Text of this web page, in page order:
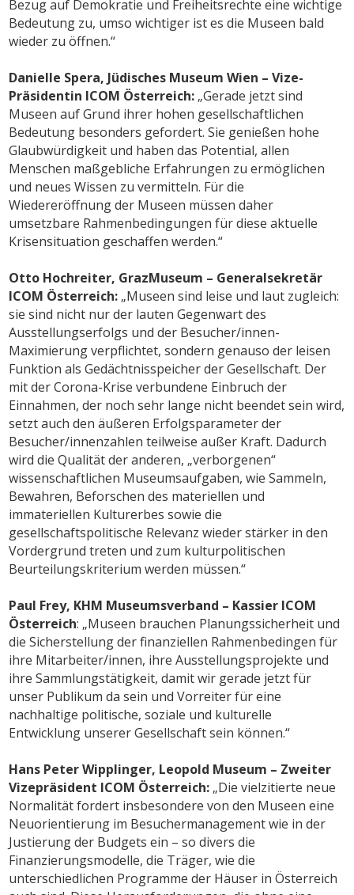
Bezug auf Demokratie und Freiheitsrechte eine wichtige
Bedeutung zu, umso wichtiger ist es die Museen bald
wieder zu öffnen.“
Danielle Spera, Jüdisches Museum Wien – Vize-
Präsidentin ICOM Österreich: „Gerade jetzt sind
Museen auf Grund ihrer hohen gesellschaftlichen
Bedeutung besonders gefordert. Sie genießen hohe
Glaubwürdigkeit und haben das Potential, allen
Menschen maßgebliche Erfahrungen zu ermöglichen
und neues Wissen zu vermitteln. Für die
Wiedereröffnung der Museen müssen daher
umsetzbare Rahmenbedingungen für diese aktuelle
Krisensituation geschaffen werden.“
Otto Hochreiter, GrazMuseum – Generalsekretär
ICOM Österreich: „Museen sind leise und laut zugleich:
sie sind nicht nur der lauten Gegenwart des
Ausstellungserfolgs und der Besucher/innen-
Maximierung verpflichtet, sondern genauso der leisen
Funktion als Gedächtnisspeicher der Gesellschaft. Der
mit der Corona-Krise verbundene Einbruch der
Einnahmen, der noch sehr lange nicht beendet sein wird,
setzt auch den äußeren Erfolgsparameter der
Besucher/innenzahlen teilweise außer Kraft. Dadurch
wird die Qualität der anderen, „verborgenen“
wissenschaftlichen Museumsaufgaben, wie Sammeln,
Bewahren, Beforschen des materiellen und
immateriellen Kulturerbes sowie die
gesellschaftspolitische Relevanz wieder stärker in den
Vordergrund treten und zum kulturpolitischen
Beurteilungskriterium werden müssen.“
Paul Frey, KHM Museumsverband – Kassier ICOM
Österreich: „Museen brauchen Planungssicherheit und
die Sicherstellung der finanziellen Rahmenbedingen für
ihre Mitarbeiter/innen, ihre Ausstellungsprojekte und
ihre Sammlungstätigkeit, damit wir gerade jetzt für
unser Publikum da sein und Vorreiter für eine
nachhaltige politische, soziale und kulturelle
Entwicklung unserer Gesellschaft sein können.“
Hans Peter Wipplinger, Leopold Museum – Zweiter
Vizepräsident ICOM Österreich: „Die vielzitierte neue
Normalität fordert insbesondere von den Museen eine
Neuorientierung im Besuchermanagement wie in der
Justierung der Budgets ein – so divers die
Finanzierungsmodelle, die Träger, wie die
unterschiedlichen Programme der Häuser in Österreich